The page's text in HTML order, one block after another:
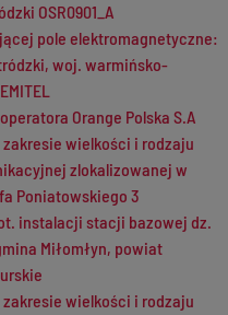
OSR0901_A
pole elektromagnetyczne:
woj. warmińsko-
operatora Orange Polska S.A
wielkości i rodzaju
zlokalizowanej w
Poniatowskiego 3
instalacji stacji bazowej dz.
Miłomłyn, powiat
wielkości i rodzaju